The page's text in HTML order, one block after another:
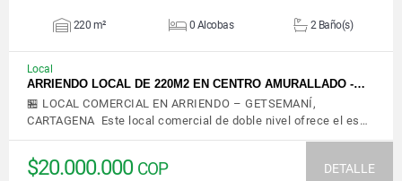
220 m² 0 Alcobas 2 Baño(s)
Local
ARRIENDO LOCAL DE 220M2 EN CENTRO AMURALLADO -…
🏪 LOCAL COMERCIAL EN ARRIENDO – GETSEMANÍ,
CARTAGENA Este local comercial de doble nivel ofrece el es…
$20.000.000 COP DETALLE